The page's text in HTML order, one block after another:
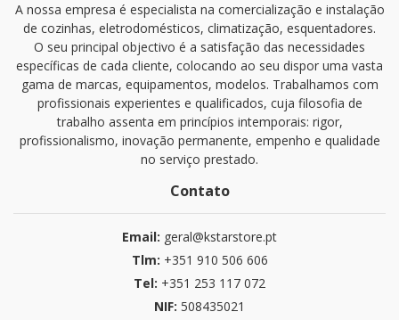
A nossa empresa é especialista na comercialização e instalação
de cozinhas, eletrodomésticos, climatização, esquentadores.
O seu principal objectivo é a satisfação das necessidades
específicas de cada cliente, colocando ao seu dispor uma vasta
gama de marcas, equipamentos, modelos. Trabalhamos com
profissionais experientes e qualificados, cuja filosofia de
trabalho assenta em princípios intemporais: rigor,
profissionalismo, inovação permanente, empenho e qualidade
no serviço prestado.
Contato
Email: geral@kstarstore.pt
Tlm: +351 910 506 606
Tel: +351 253 117 072
NIF: 508435021